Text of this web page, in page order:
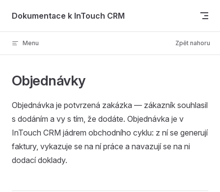
Skip to content
Dokumentace k InTouch CRM
Menu Zpět nahoru
Objednávky
Objednávka je potvrzená zakázka — zákazník souhlasil
s dodáním a vy s tím, že dodáte. Objednávka je v
InTouch CRM jádrem obchodního cyklu: z ní se generují
faktury, vykazuje se na ní práce a navazují se na ni
dodací doklady.